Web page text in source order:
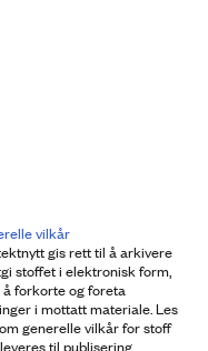
vilkår
gis rett til å arkivere
stoffet i elektronisk form,
å forkorte og foreta
i mottatt materiale. Les
generelle vilkår for stoff
til publisering.